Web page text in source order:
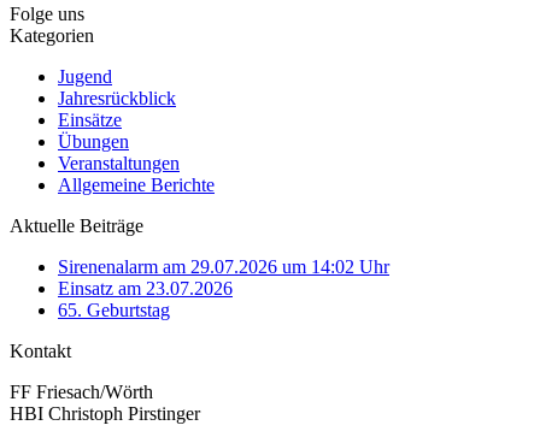
Folge uns
Kategorien
Jugend
Jahresrückblick
Einsätze
Übungen
Veranstaltungen
Allgemeine Berichte
Aktuelle Beiträge
Sirenenalarm am 29.07.2026 um 14:02 Uhr
Einsatz am 23.07.2026
65. Geburtstag
Kontakt
FF Friesach/Wörth
HBI Christoph Pirstinger